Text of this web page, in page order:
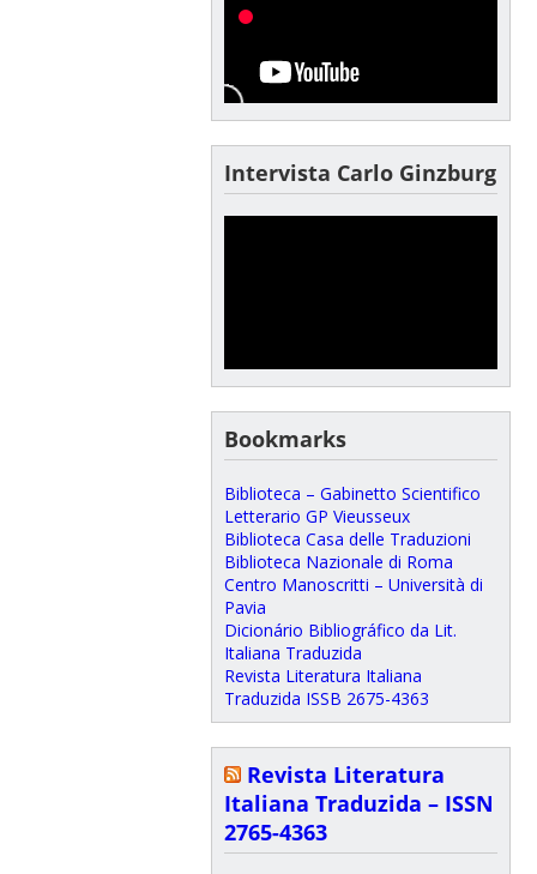
Intervista Carlo Ginzburg
Bookmarks
Biblioteca – Gabinetto Scientifico
Letterario GP Vieusseux
Biblioteca Casa delle Traduzioni
Biblioteca Nazionale di Roma
Centro Manoscritti – Università di
Pavia
Dicionário Bibliográfico da Lit.
Italiana Traduzida
Revista Literatura Italiana
Traduzida ISSB 2675-4363
Revista Literatura
Italiana Traduzida – ISSN
2765-4363